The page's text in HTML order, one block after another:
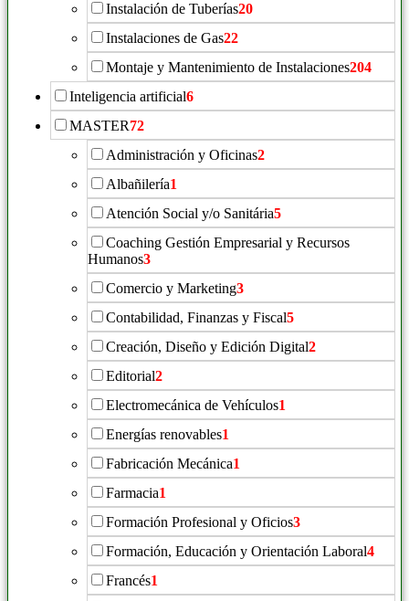
Instalación de Tuberías20
Instalaciones de Gas22
Montaje y Mantenimiento de Instalaciones204
Inteligencia artificial6
MASTER72
Administración y Oficinas2
Albañilería1
Atención Social y/o Sanitária5
Coaching Gestión Empresarial y Recursos
Humanos3
Comercio y Marketing3
Contabilidad, Finanzas y Fiscal5
Creación, Diseño y Edición Digital2
Editorial2
Electromecánica de Vehículos1
Energías renovables1
Fabricación Mecánica1
Farmacia1
Formación Profesional y Oficios3
Formación, Educación y Orientación Laboral4
Francés1